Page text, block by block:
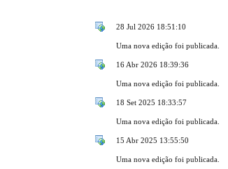
28 Jul 2026 18:51:10
Uma nova edição foi publicada.
16 Abr 2026 18:39:36
Uma nova edição foi publicada.
18 Set 2025 18:33:57
Uma nova edição foi publicada.
15 Abr 2025 13:55:50
Uma nova edição foi publicada.